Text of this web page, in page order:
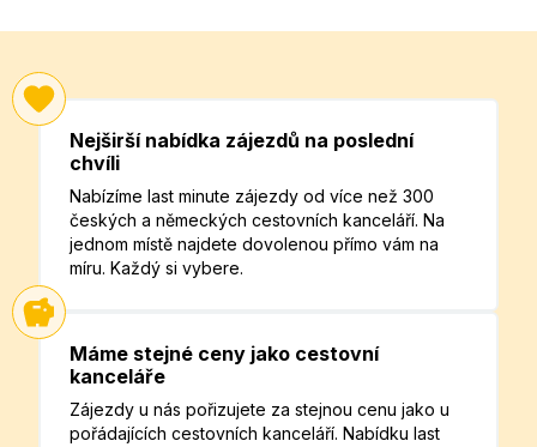
Nejširší nabídka zájezdů na poslední
chvíli
Nabízíme last minute zájezdy od více než 300
českých a německých cestovních kanceláří. Na
jednom místě najdete dovolenou přímo vám na
míru. Každý si vybere.
Máme stejné ceny jako cestovní
kanceláře
Zájezdy u nás pořizujete za stejnou cenu jako u
pořádajících cestovních kanceláří. Nabídku last